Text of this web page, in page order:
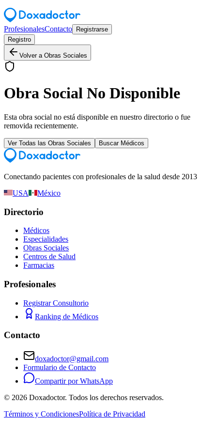
ProfesionalesContacto
Registrarse
Registro
Volver a Obras Sociales
Obra Social No Disponible
Esta obra social no está disponible en nuestro directorio o fue
removida recientemente.
Ver Todas las Obras Sociales Buscar Médicos
Conectando pacientes con profesionales de la salud desde 2013
USA
México
Directorio
Médicos
Especialidades
Obras Sociales
Centros de Salud
Farmacias
Profesionales
Registrar Consultorio
Ranking de Médicos
Contacto
doxadoctor@gmail.com
Formulario de Contacto
Compartir por WhatsApp
© 2026 Doxadoctor. Todos los derechos reservados.
Términos y CondicionesPolítica de Privacidad